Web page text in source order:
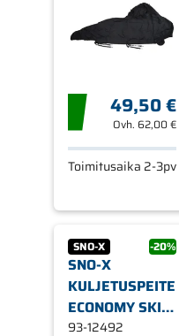
49,50 €
Ovh. 62,00 €
Toimitusaika 2-3pv
SNO-X -20%
SNO-X
KULJETUSPEITE
ECONOMY SKI
DOO
93-12492